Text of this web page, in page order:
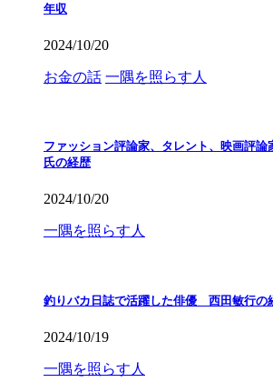
年収
2024/10/20
お金の話 一隅を照らす人
ファッション評論家、タレント、映画評論
氏の経歴
2024/10/20
一隅を照らす人
釣りバカ日誌で活躍した俳優 西田敏行
2024/10/19
一隅を照らす人